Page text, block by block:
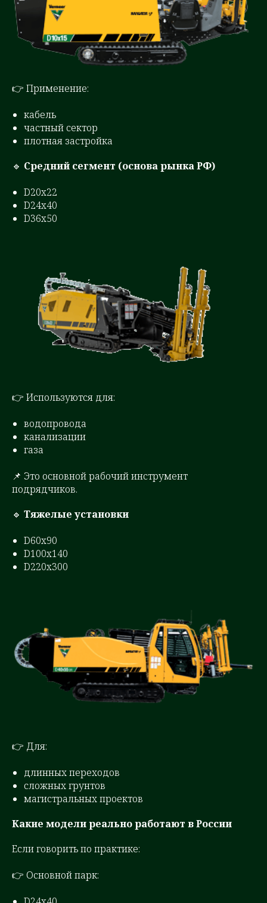
👉 Применение:
кабель
частный сектор
плотная застройка
🔹 Средний сегмент (основа рынка РФ)
D20x22
D24x40
D36x50
👉 Используются для:
водопровода
канализации
газа
📌 Это основной рабочий инструмент
подрядчиков.
🔹 Тяжелые установки
D60x90
D100x140
D220x300
👉 Для:
длинных переходов
сложных грунтов
магистральных проектов
Какие модели реально работают в России
Если говорить по практике:
👉 Основной парк: